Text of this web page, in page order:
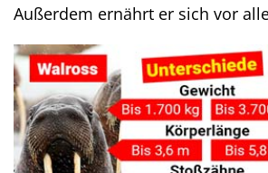
Außerdem ernährt er sich vor